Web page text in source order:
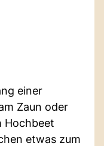
einer
Zaun oder
Hochbeet
etwas zum